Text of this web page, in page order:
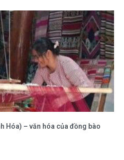
Hóa) – văn hóa của đồng bào